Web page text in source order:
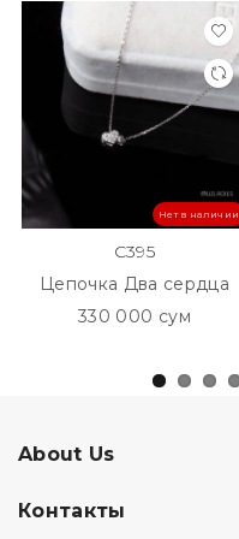
Нет в наличии
C395
Цепочка Два сердца
330 000 сум
About Us
Контакты